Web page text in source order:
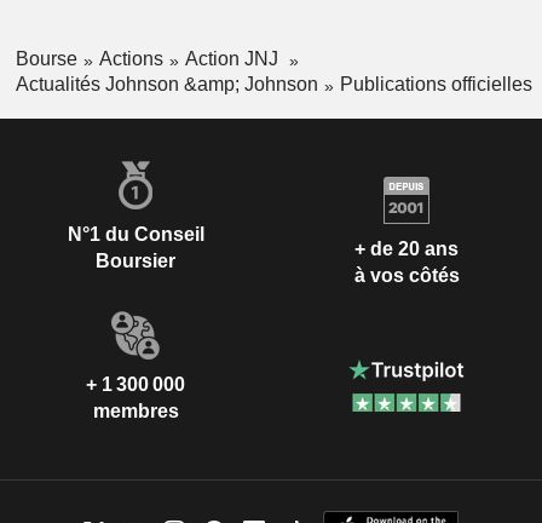
Bourse Actions
Action JNJ
Actualités Johnson &amp; Johnson
Publications officielles
N°1 du Conseil
Boursier
+ de 20 ans
à vos côtés
+ 1 300 000
membres